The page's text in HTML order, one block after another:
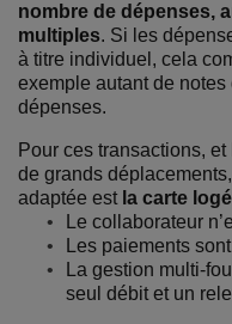
nombre de dépenses,
multiples. Si les
à titre individuel, cela
exemple autant de notes
dépenses.
Pour ces transactions,
de grands
adaptée est la carte
Le collaborateur
Les paiements
La gestion multi-
seul débit et un